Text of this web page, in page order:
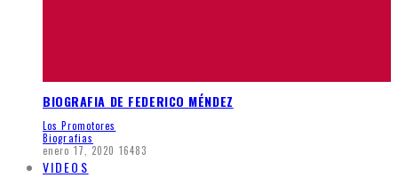
BIOGRAFIA DE FEDERICO MÉNDEZ
Los Promotores
Biografias
enero 17, 2020 16483
VIDEOS